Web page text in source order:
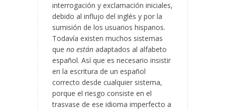
interrogación y exclamación iniciales,
debido al influjo del inglés y por la
sumisión de los usuarios hispanos.
Todavía existen muchos sistemas
que no están adaptados al alfabeto
español. Así que es necesario insistir
en la escritura de un español
correcto desde cualquier sistema,
porque el riesgo consiste en el
trasvase de ese idioma imperfecto a